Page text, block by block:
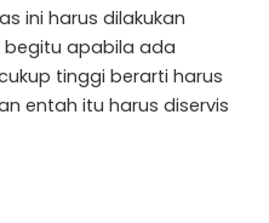
ini harus dilakukan
apabila ada
tinggi berarti harus
entah itu harus diservis